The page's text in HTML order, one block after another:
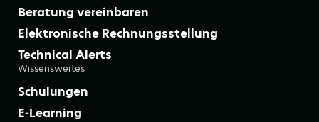
Beratung vereinbaren
Elektronische Rechnungsstellung
Technical Alerts
Wissenswertes
Schulungen
E-Learning